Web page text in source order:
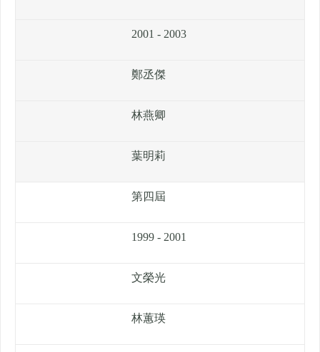
2001 - 2003
鄭丞傑
林燕卿
葉明莉
第四屆
1999 - 2001
文榮光
林蕙瑛